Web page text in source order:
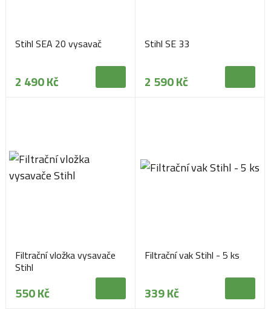
Stihl SEA 20 vysavač
2 490 Kč
Stihl SE 33
2 590 Kč
Filtrační vložka vysavače
Stihl
550 Kč
Filtrační vak Stihl - 5 ks
339 Kč